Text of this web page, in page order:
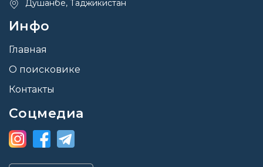
Душанбе, Таджикистан
Инфо
Главная
О поисковике
Контакты
Соцмедиа